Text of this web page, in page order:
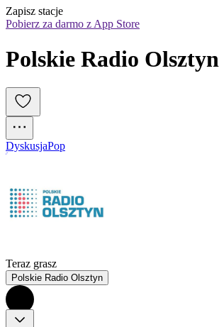
Zapisz stacje
Pobierz za darmo z App Store
Polskie Radio Olsztyn
DyskusjaPop
Teraz grasz
Polskie Radio Olsztyn